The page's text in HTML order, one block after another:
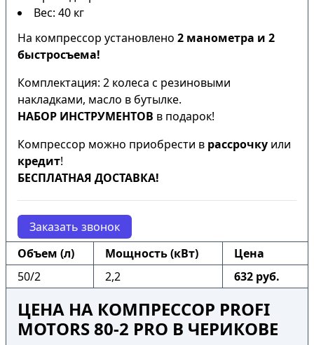
Вес: 40 кг
На компрессор установлено 2 манометра и 2
быстросъема!
Комплектация: 2 колеса с резиновыми
накладками, масло в бутылке.
НАБОР ИНСТРУМЕНТОВ в подарок!
Компрессор можно приобрести в рассрочку или
кредит!
БЕСПЛАТНАЯ ДОСТАВКА!
Заказать звонок
Объем (л)
Мощность (кВт)
Цена
50/2
2,2 632 руб.
ЦЕНА НА КОМПРЕССОР PROFI
MOTORS 80-2 PRO В ЧЕРИКОВЕ